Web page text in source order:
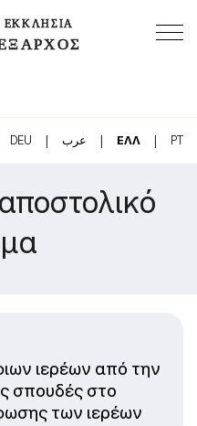
DEU | عرب | ΕΛΛ | PT
ιερέων από την
σπουδές στο
των ιερέων